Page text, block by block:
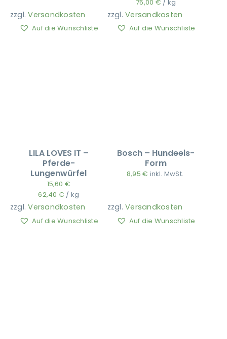
zzgl.Versandkosten
Auf die Wunschliste
75,00 € / kg
zzgl.Versandkosten
Auf die Wunschliste
LILA LOVES IT –
Pferde-
Lungenwürfel
15,60 €
62,40 € / kg
zzgl.Versandkosten
Auf die Wunschliste
Bosch – Hundeeis-
Form
8,95€ inkl. MwSt.
zzgl.Versandkosten
Auf die Wunschliste